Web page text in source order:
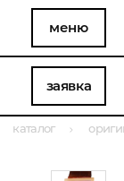
меню
заявка
каталог